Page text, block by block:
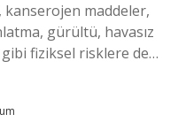
maddeler,
gürültü, havasız
gibi fiziksel risklere de…